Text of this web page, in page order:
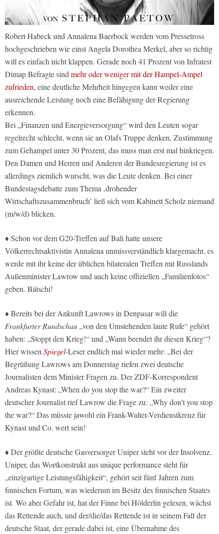
Robert Habeck und Annalena Baerbock werden vom Pressetross
hochgeschrieben wie einst Angela Dorothea Merkel, aber so richtig
will es einfach nicht klappen. Gerade noch 41 Prozent von Infratest
Dimap Befragte sindmehr oder weniger mit der Hampel-Ampel
zufrieden, eine deutliche Mehrheit hingegen kann weder eine
ausreichende Leistung noch eine Befähigung der Regierung
erkennen.
Bei „Finanzen und Energieversorgung“ wird den Leuten sogar
regelrecht schlecht, wenn sie an Olafs Truppe denken, Zustimmung
zum Gehampel unter 30 Prozent, das muss man erst mal hinkriegen.
Den Damen und Herren und Anderen der Bundesregierung ist es
allerdings ziemlich wurscht, was die Leute denken. Bei einer
Bundestagsdebatte zum Thema ‚drohender
Wirtschaftszusammenbruch’ ließ sich vom Kabinett Scholz niemand
(m/w/d) blicken.
♦ Schon vor dem G20-Treffen auf Bali hatte unsere
Völkerrechtsaktivistin Annalena unmissverständlich klargemacht, es
werde mit ihr keine der üblichen bilateralen Treffen mit Russlands
Außenminister Lawrow und auch keine offiziellen „Familienfotos“
geben. Bätschi!
♦ Bereits bei der Ankunft Lawrows in Denpasar will die
Frankfurter Rundschau„von den Umstehenden laute Rufe“ gehört
haben: „Stoppt den Krieg!“ und „Wann beendet ihr diesen Krieg“?
Hier wissenSpiegel-Leser endlich mal wieder mehr: „Bei der
Begrüßung Lawrows am Donnerstag riefen zwei deutsche
Journalisten dem Minister Fragen zu. Der ZDF-Korrespondent
Andreas Kynast: „When do you stop the war?“ Ein zweiter
deutscher Journalist rief Lawrow die Frage zu: „Why don’t you stop
the war?“ Das müsste jawohl ein Frank-Walter-Verdienstkreuz für
Kynast und Co. wert sein!
♦ Der größte deutsche Gasversorger Uniper steht vor der Insolvenz.
Uniper, das Wortkonstrukt aus unique performance steht für
„einzigartige Leistungsfähigkeit“, gehört seit fünf Jahren zum
finnischen Fortum, was wiederum im Besitz des finnischen Staates
ist. Wo aber Gefahr ist, hat der Finne bei Hölderlin gelesen, wächst
das Rettende auch, und der/die/das Rettende ist in seinem Fall der
deutsche Staat, der gerade dabei ist, eine Übernahme des